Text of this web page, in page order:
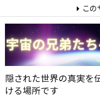
隠された世界の真実を
ける場所です
この